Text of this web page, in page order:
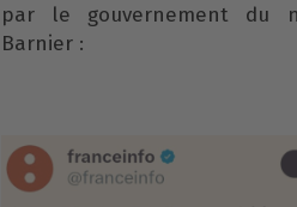
par le gouvernement du
Barnier :